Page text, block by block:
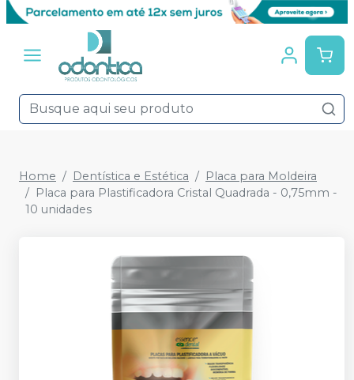
Home Dentística e Estética
Placa para Moldeira
Placa para Plastificadora Cristal Quadrada - 0,75mm -
10 unidades